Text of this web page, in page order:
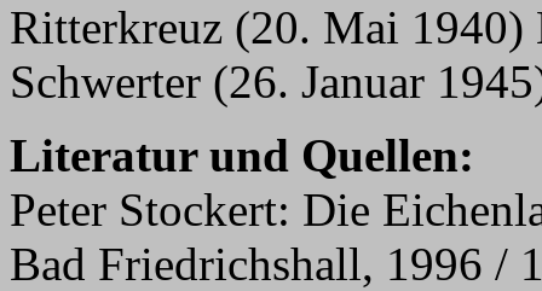
Ritterkreuz (20. Mai 1940)
Schwerter (26. Januar
Literatur und Quellen:
Peter Stockert: Die
Bad Friedrichshall, 1996 /